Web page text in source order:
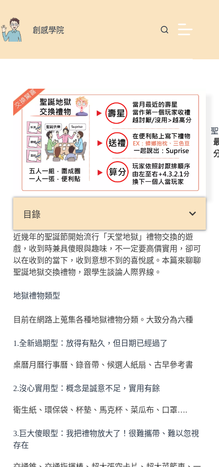
創感學院
目錄
近幾年的聖誕節開始流行「天堂地獄」禮物交換的遊
戲，收到時兼具傻眼與趣味，不一定要高價實用，卻可
以在收到的當下，收到意想不到的喜悅感。本篇來聊聊
聖誕地獄交換禮物，跟學生談論人際界線。
地獄禮物類型
目前在網路上蒐集各種地獄禮物分類。大致分為六種
1.全新過期型：放得有點久，但日期已經過了
桌曆月曆行事曆、錄音帶、候選人紙扇、古早參考書
2.沒心實用型：概念是誠意不足，實用有餘
衛生紙、環保袋、杯墊、馬克杯、菜瓜布、口罩….
3.巨大傻眼型：我把禮物放大了！很難攜帶、難以忽視
存在